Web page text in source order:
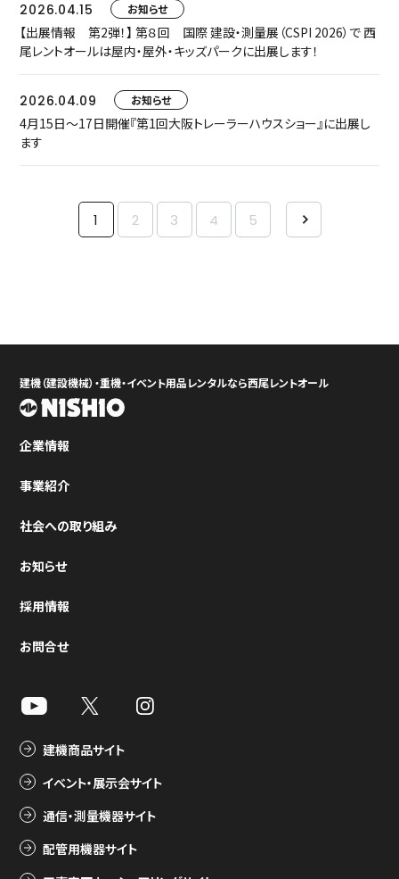
2026.04.15 お知らせ
【出展情報 第2弾！】 第８回 国際 建設・測量展（CSPI 2026）で 西
尾レントオールは屋内・屋外・キッズパークに出展します！
2026.04.09 お知らせ
4月15日～17日開催『第1回大阪トレーラーハウスショー』に出展し
ます
1 2 3 4 5
建機（建設機械）・重機・イベント用品レンタルなら西尾レントオール
企業情報
事業紹介
社会への取り組み
お知らせ
採用情報
お問合せ
建機商品サイト
イベント・展示会サイト
通信・測量機器サイト
配管用機器サイト